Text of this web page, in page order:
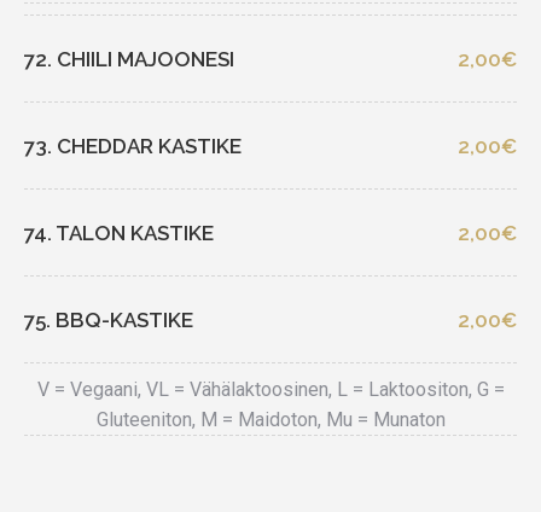
72. CHIILI MAJOONESI 2,00€
73. CHEDDAR KASTIKE 2,00€
74. TALON KASTIKE 2,00€
75. BBQ-KASTIKE 2,00€
V = Vegaani, VL = Vähälaktoosinen, L = Laktoositon, G =
Gluteeniton, M = Maidoton, Mu = Munaton